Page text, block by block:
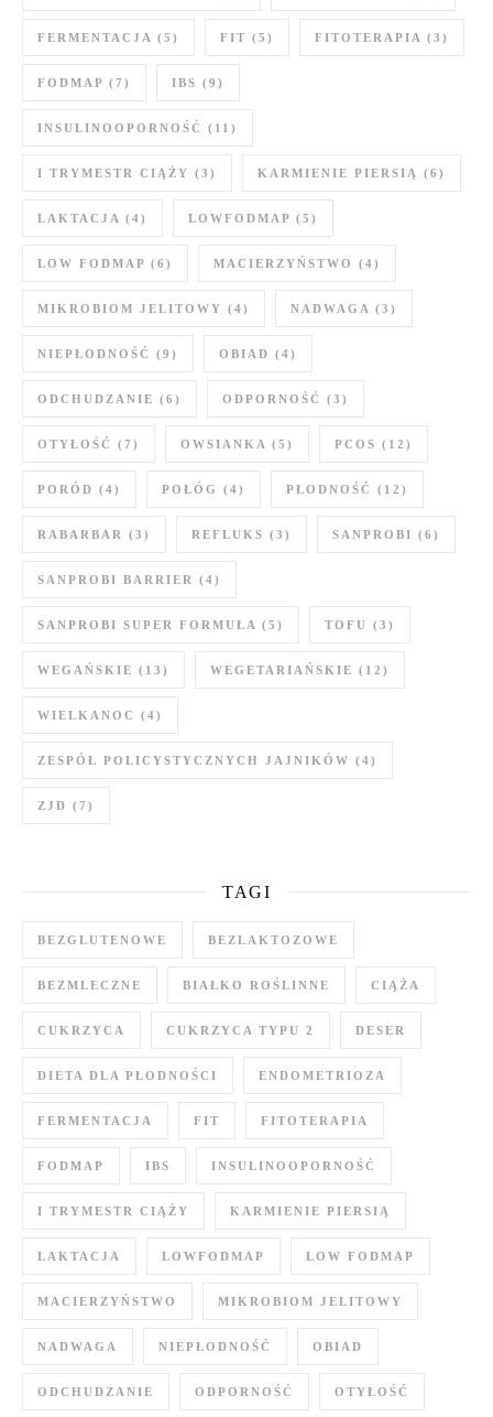
FERMENTACJA (5) FIT (5) FITOTERAPIA (3)
FODMAP (7) IBS (9)
INSULINOOPORNOŚĆ (11)
I TRYMESTR CIĄŻY (3) KARMIENIE PIERSIĄ (6)
LAKTACJA (4) LOWFODMAP (5)
LOW FODMAP (6) MACIERZYŃSTWO (4)
MIKROBIOM JELITOWY (4) NADWAGA (3)
NIEPŁODNOŚĆ (9) OBIAD (4)
ODCHUDZANIE (6) ODPORNOŚĆ (3)
OTYŁOŚĆ (7) OWSIANKA (5) PCOS (12)
PORÓD (4) POŁÓG (4) PŁODNOŚĆ (12)
RABARBAR (3) REFLUKS (3) SANPROBI (6)
SANPROBI BARRIER (4)
SANPROBI SUPER FORMUŁA (5) TOFU (3)
WEGAŃSKIE (13) WEGETARIAŃSKIE (12)
WIELKANOC (4)
ZESPÓŁ POLICYSTYCZNYCH JAJNIKÓW (4)
ZJD (7)
TAGI
BEZGLUTENOWE BEZLAKTOZOWE
BEZMLECZNE BIAŁKO ROŚLINNE CIĄŻA
CUKRZYCA CUKRZYCA TYPU 2 DESER
DIETA DLA PŁODNOŚCI ENDOMETRIOZA
FERMENTACJA FIT FITOTERAPIA
FODMAP IBS INSULINOOPORNOŚĆ
I TRYMESTR CIĄŻY KARMIENIE PIERSIĄ
LAKTACJA LOWFODMAP LOW FODMAP
MACIERZYŃSTWO MIKROBIOM JELITOWY
NADWAGA NIEPŁODNOŚĆ OBIAD
ODCHUDZANIE ODPORNOŚĆ OTYŁOŚĆ